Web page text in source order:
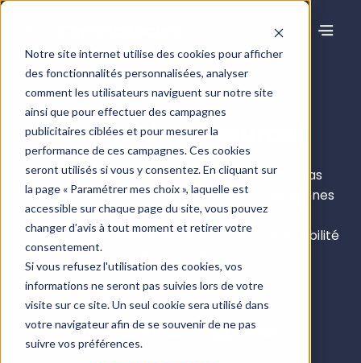
Notre site internet utilise des cookies pour afficher
des fonctionnalités personnalisées, analyser
comment les utilisateurs naviguent sur notre site
ainsi que pour effectuer des campagnes
publicitaires ciblées et pour mesurer la
performance de ces campagnes. Ces cookies
seront utilisés si vous y consentez. En cliquant sur
la page « Paramétrer mes choix », laquelle est
accessible sur chaque page du site, vous pouvez
changer d’avis à tout moment et retirer votre
consentement.
Si vous refusez l'utilisation des cookies, vos
informations ne seront pas suivies lors de votre
visite sur ce site. Un seul cookie sera utilisé dans
votre navigateur afin de se souvenir de ne pas
suivre vos préférences.
Centre de ressources
Articles de blog, webinaires, livres blancs, cas
clients… découvrez tous nos conseils, nos bonnes
pratiques
et nos retours d’expérience pour une comptabilité
Tous les contenus Articles